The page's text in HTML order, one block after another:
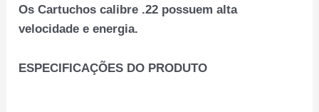
Os Cartuchos calibre .22 possuem alta
velocidade e energia.
ESPECIFICAÇÕES DO PRODUTO